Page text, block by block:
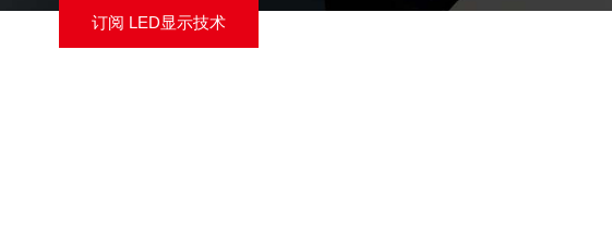
订阅 LED显示技术